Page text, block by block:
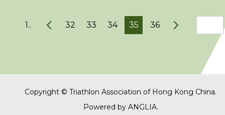
1.. 32 33 34 35 36
Copyright © Triathlon Association of Hong Kong China.
Powered by ANGLIA.